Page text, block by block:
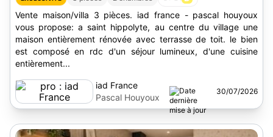
Vente maison/villa 3 pièces. iad france - pascal houyoux
vous propose: a saint hippolyte, au centre du village une
maison entièrement rénovée avec terrasse de toit. le bien
est composé en rdc d'un séjour lumineux, d'une cuisine
entièrement...
iad France
Pascal Houyoux
30/07/2026